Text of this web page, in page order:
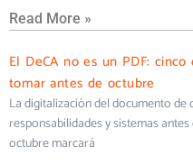
Read More »
El DeCA no es un PDF:
tomar antes de octubre
La digitalización del documento
responsabilidades y sistemas
octubre marcará